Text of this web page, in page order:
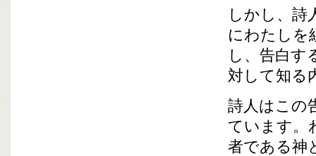
しかし、詩
にわたしを
し、告白す
対して知る
詩人はこの
ています。
者である神